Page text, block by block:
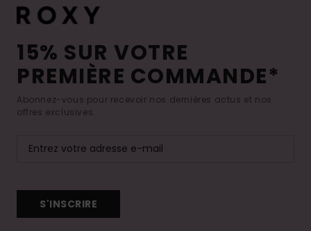
15% SUR VOTRE
PREMIÈRE COMMANDE*
Abonnez-vous pour recevoir nos dernières actus et nos
offres exclusives.
S'INSCRIRE